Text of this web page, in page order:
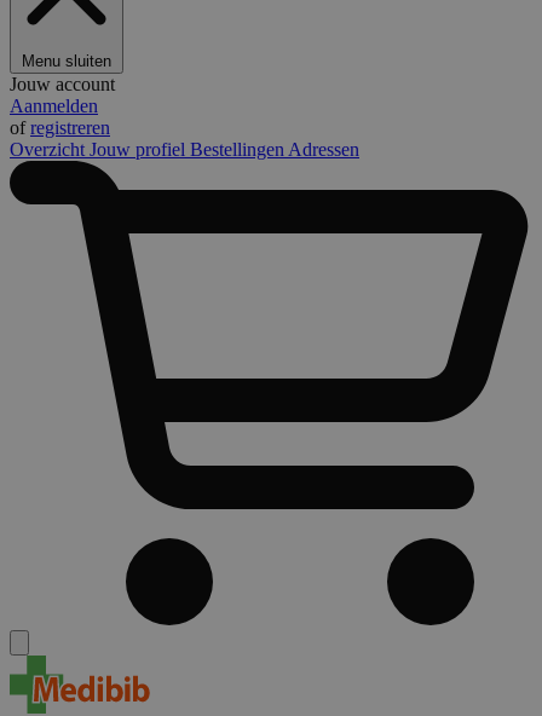
Menu sluiten
Jouw account
Aanmelden
ofregistreren
Overzicht Jouw profiel Bestellingen Adressen